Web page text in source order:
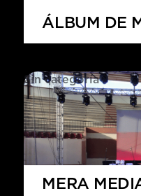
ÁLBUM DE
Sin categoría
MERA